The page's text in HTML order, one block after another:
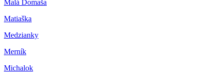
Malá Domaša
Matiaška
Medzianky
Merník
Michalok